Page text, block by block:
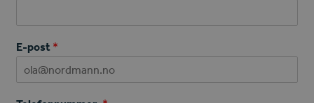
E-post *